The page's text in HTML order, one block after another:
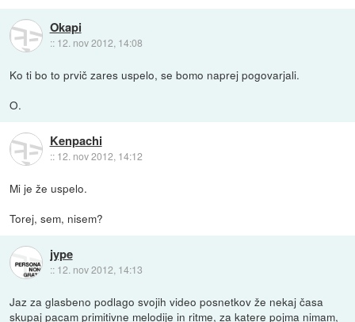
Okapi
:: 12. nov 2012, 14:08
Ko ti bo to prvič zares uspelo, se bomo naprej pogovarjali.
O.
Kenpachi
:: 12. nov 2012, 14:12
Mi je že uspelo.
Torej, sem, nisem?
jype
:: 12. nov 2012, 14:13
Jaz za glasbeno podlago svojih video posnetkov že nekaj časa
skupaj pacam primitivne melodije in ritme, za katere pojma nimam,